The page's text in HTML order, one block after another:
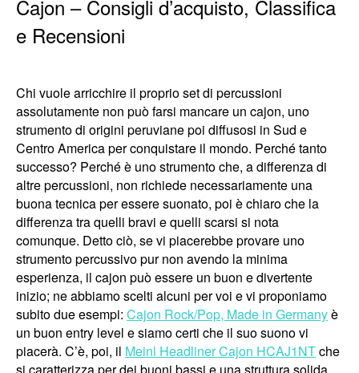
Cajon – Consigli d’acquisto, Classifica
e Recensioni
Chi vuole arricchire il proprio set di percussioni
assolutamente non può farsi mancare un cajon, uno
strumento di origini peruviane poi diffusosi in Sud e
Centro America per conquistare il mondo. Perché tanto
successo? Perché è uno strumento che, a differenza di
altre percussioni, non richiede necessariamente una
buona tecnica per essere suonato, poi è chiaro che la
differenza tra quelli bravi e quelli scarsi si nota
comunque. Detto ciò, se vi piacerebbe provare uno
strumento percussivo pur non avendo la minima
esperienza, il cajon può essere un buon e divertente
inizio; ne abbiamo scelti alcuni per voi e vi proponiamo
subito due esempi: Cajon Rock/Pop, Made in Germanyè
un buon entry level e siamo certi che il suo suono vi
piacerà. C’è, poi, il Meinl Headliner Cajon HCAJ1NTche
si caratterizza per dei buoni bassi e una struttura solida.